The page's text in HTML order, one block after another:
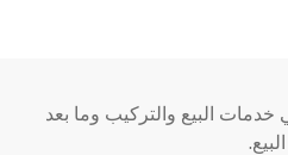
البيع والتركيب وما بعد
البيع.